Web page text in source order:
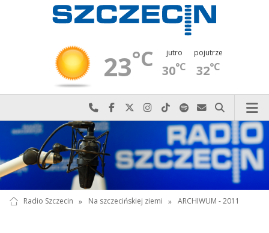
23°C jutro
30°C
pojutrze
32°C
Najlepiej po prostu do nas zadzwoń
Odwiedź nas na Facebook-u
Odwiedź nas na X
Odwiedź nas na Instagram-ie
Odwiedź nas na TikTok-u
Szukaj nas na Spotify
Wyślij do nas
Szukaj
Radio Szczecin » Na szczecińskiej ziemi » ARCHIWUM - 2011